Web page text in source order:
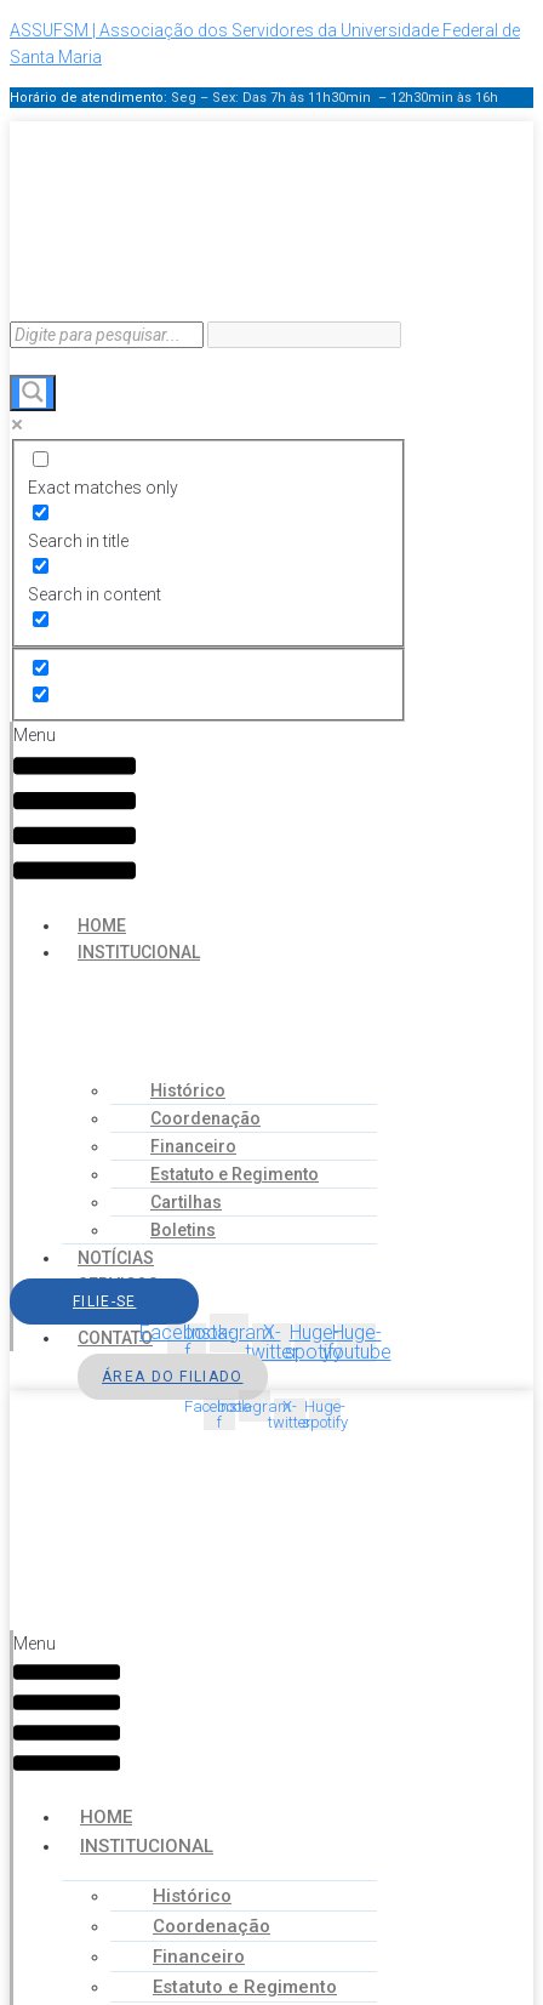
ASSUFSM | Associação dos Servidores da Universidade Federal de
Santa Maria
Horário de atendimento: Seg – Sex: Das 7h às 11h30min – 12h30min às 16h
Exact matches only
Search in title
Search in content
Menu
HOME
INSTITUCIONAL
Histórico
Coordenação
Financeiro
Estatuto e Regimento
Cartilhas
Boletins
NOTÍCIAS
SERVIÇOS
AGENDA
CONTATO
FILIE-SE
Facebook-
f
InstagramX-
twitter
Huge-
spotify
Huge-
youtube
ÁREA DO FILIADO
Facebook-
f
InstagramX-
twitter
Huge-
spotify
Menu
HOME
INSTITUCIONAL
Histórico
Coordenação
Financeiro
Estatuto e Regimento